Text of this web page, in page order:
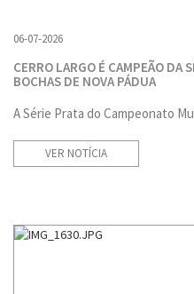
06-07-2026
CERRO LARGO É CAMPEÃO DA
BOCHAS DE NOVA PÁDUA
A Série Prata do Campeonato
VER NOTÍCIA